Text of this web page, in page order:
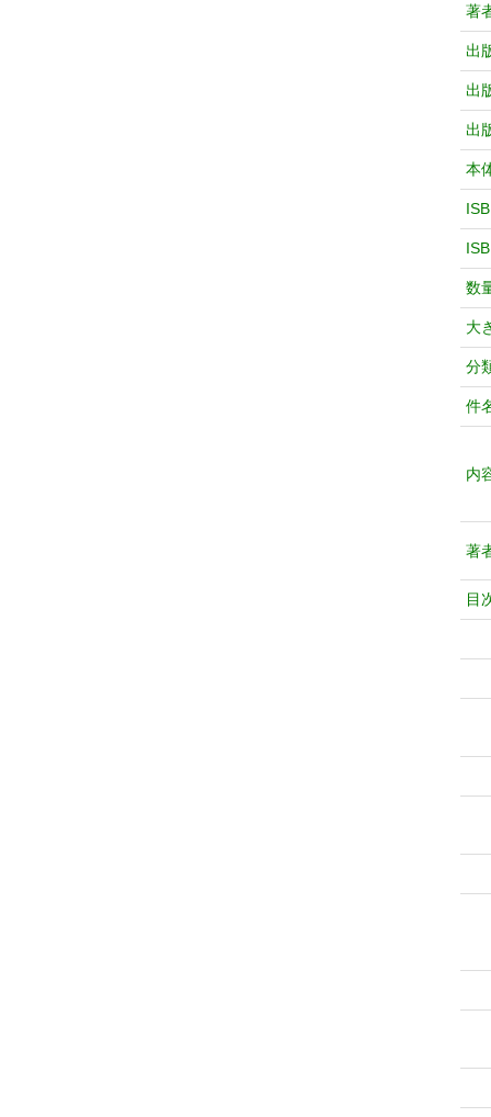
著
出
出
出
本
数
大
分
件
内
著
目